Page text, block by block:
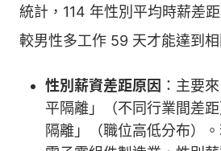
統計，114 年性別平均時薪差
較男性多工作 59 天才能達到相
性別薪資差距原因 ：主要
平隔離」（不同行業間差
隔離」（職位高低分布）